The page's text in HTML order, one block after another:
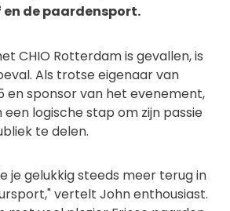
de paardensport.
CHIO Rotterdam is gevallen, is
Als trotse eigenaar van
en sponsor van het evenement,
logische stap om zijn passie
te delen.
je gelukkig steeds meer terug in
vertelt John enthousiast.